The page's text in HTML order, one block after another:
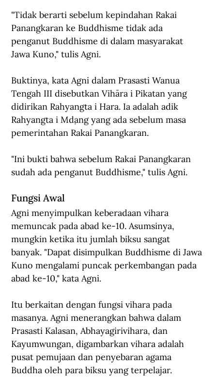
"Tidak berarti sebelum kepindahan Rakai
Panangkaran ke Buddhisme tidak ada
penganut Buddhisme di dalam masyarakat
Jawa Kuno," tulis Agni.
Buktinya, kata Agni dalam Prasasti Wanua
Tengah III disebutkan Vihāra i Pikatan yang
didirikan Rahyangta i Hara. Ia adalah adik
Rahyangta i Mḍang yang ada sebelum masa
pemerintahan Rakai Panangkaran.
"Ini bukti bahwa sebelum Rakai Panangkaran
sudah ada penganut Buddhisme," tulis Agni.
Fungsi Awal
Agni menyimpulkan keberadaan vihara
memuncak pada abad ke-10. Asumsinya,
mungkin ketika itu jumlah biksu sangat
banyak. "Dapat disimpulkan Buddhisme di Jawa
Kuno mengalami puncak perkembangan pada
abad ke-10," kata Agni.
Itu berkaitan dengan fungsi vihara pada
masanya. Agni menerangkan bahwa dalam
Prasasti Kalasan, Abhayagirivihara, dan
Kayumwungan, digambarkan vihara adalah
pusat pemujaan dan penyebaran agama
Buddha oleh para biksu yang terpelajar.